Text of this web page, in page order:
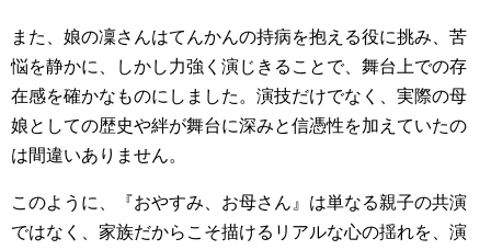
また、娘の凜さんはてんかんの持病を抱える役に挑み、苦
悩を静かに、しかし力強く演じきることで、舞台上での存
在感を確かなものにしました。演技だけでなく、実際の母
娘としての歴史や絆が舞台に深みと信憑性を加えていたの
は間違いありません。
このように、『おやすみ、お母さん』は単なる親子の共演
ではなく、家族だからこそ描けるリアルな心の揺れを、演